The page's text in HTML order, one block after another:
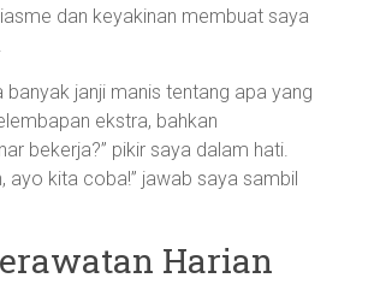
dan keyakinan membuat saya
janji manis tentang apa yang
ekstra, bahkan
bekerja?” pikir saya dalam hati.
ayo kita coba!” jawab saya sambil
Harian